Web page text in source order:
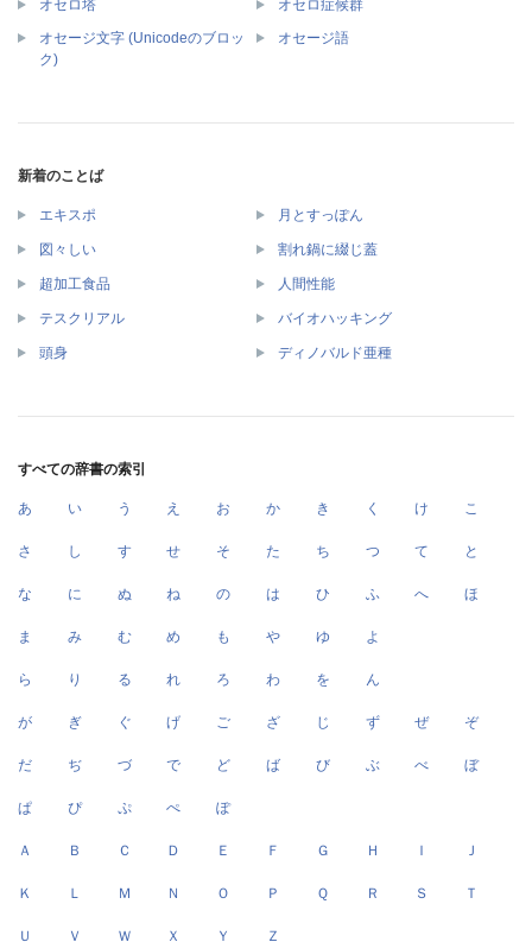
オセロ塔
オセロ症候群
オセージ文字 (Unicodeのブロッ
ク)
オセージ語
新着のことば
エキスポ 月とすっぽん
図々しい 割れ鍋に綴じ蓋
超加工食品 人間性能
テスクリアル バイオハッキング
頭身 ディノバルド亜種
すべての辞書の索引
あ い う え お か き く け こ
さ し す せ そ た ち つ て と
な に ぬ ね の は ひ ふ へ ほ
ま み む め も や ゆ よ
ら り る れ ろ わ を ん
が ぎ ぐ げ ご ざ じ ず ぜ ぞ
だ ぢ づ で ど ば び ぶ べ ぼ
ぱ ぴ ぷ ぺ ぽ
Ａ Ｂ Ｃ Ｄ Ｅ Ｆ Ｇ Ｈ Ｉ Ｊ
Ｋ Ｌ Ｍ Ｎ Ｏ Ｐ Ｑ Ｒ Ｓ Ｔ
Ｕ Ｖ Ｗ Ｘ Ｙ Ｚ